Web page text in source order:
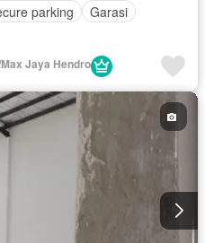
parking
Garasi
Jaya Hendro